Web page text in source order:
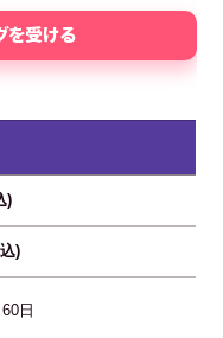
を受ける
)
)
日